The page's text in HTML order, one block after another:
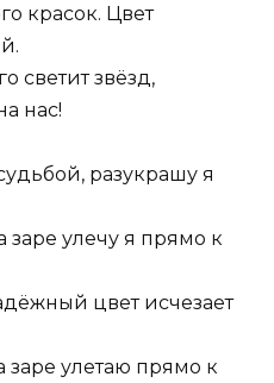
красок. Цвет
светит звёзд,
нас!
разукрашу я
улечу я прямо к
цвет исчезает
улетаю прямо к